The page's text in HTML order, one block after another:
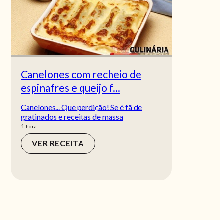
Canelones com recheio de
espinafres e queijo f...
Canelones... Que perdição! Se é fã de
gratinados e receitas de massa
1 hora
hora
VER RECEITA